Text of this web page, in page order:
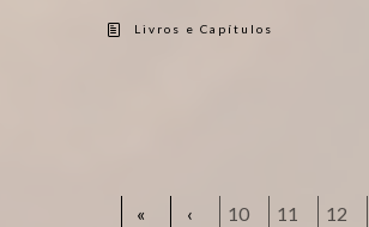
Livros e Capítulos
« ‹ 10 11 12